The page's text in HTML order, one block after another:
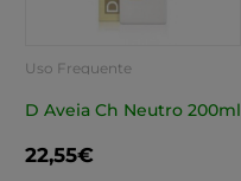
Uso Frequente
D Aveia Ch Neutro 200ml
22,55€